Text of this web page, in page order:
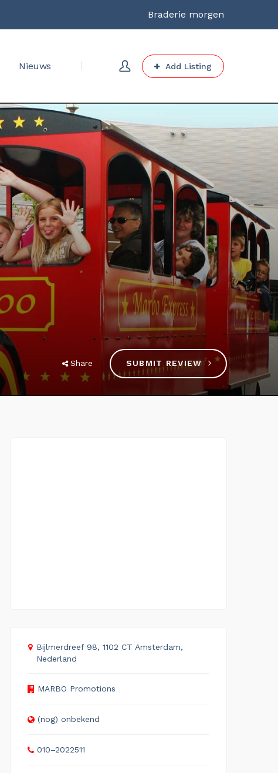
Braderie morgen
Nieuws Add Listing
Share SUBMIT REVIEW
Bijlmerdreef 98, 1102 CT Amsterdam,
Nederland
MARBO Promotions
(nog) onbekend
010–2022511